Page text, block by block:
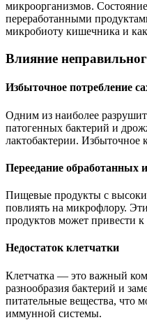
микроорганизмов.
переработанными
микробиоту кишечника и
Влияние
Избыточное потребление
Одним из наиболее
патогенных бактерий и
лактобактерии. Избыточное
Переедание обработанных
Пищевые продукты с
повлиять на микрофлору.
продуктов может привести
Недостаток клетчатки
Клетчатка — это важный
разнообразия бактерий и
питательные вещества, что
иммунной системы.